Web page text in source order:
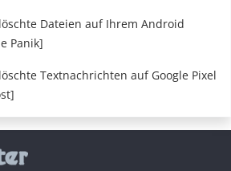
Dateien auf Ihrem Android
Panik]
Textnachrichten auf Google Pixel